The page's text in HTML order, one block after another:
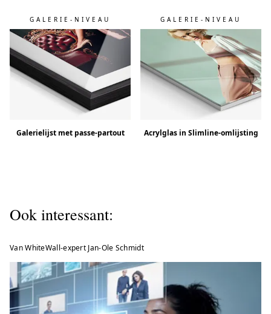
GALERIE-NIVEAU
Galerielijst met passe-partout
GALERIE-NIVEAU
Acrylglas in Slimline-omlijsting
Ook interessant:
Van WhiteWall-expert Jan-Ole Schmidt